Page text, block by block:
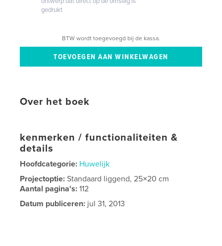
gedrukt
BTW wordt toegevoegd bij de kassa.
Over het boek
kenmerken / functionaliteiten &
details
Hoofdcategorie: Huwelijk
Projectoptie:Standaard liggend, 25×20 cm
Aantal pagina's:112
Datum publiceren: jul 31, 2013